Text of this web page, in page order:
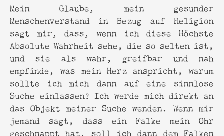
Mein Glaube, mein gesunder
Menschenverstand in Bezug auf Religion
sagt mir, dass, wenn ich diese Höchste
Absolute Wahrheit sehe, die so selten ist,
und sie als wahr, greifbar und nah
empfinde, was mein Herz anspricht, warum
sollte ich mich dann auf eine sinnlose
Suche einlassen? Ich werde mich direkt an
das Objekt meiner Suche wenden. Wenn mir
jemand sagt, dass ein Falke mein Ohr
geschnappt hat, soll ich dann dem Falken